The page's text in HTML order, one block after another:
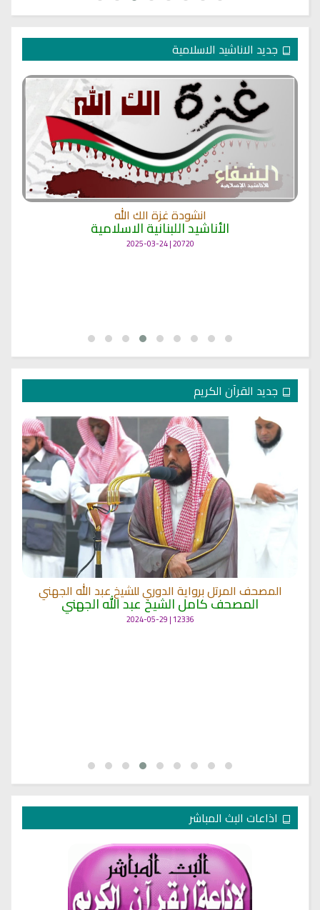
جديد الاناشيد الاسلامية
انشودة غزة الك الله
الأناشيد اللبنانية الاسلامية
20720 | 2025-03-24
جديد القرآن الكريم
المصحف المرتل برواية الدوري للشيخ عبد الله الجهني
المصحف كامل الشيخ عبد الله الجهني
12336 | 2024-05-29
اذاعات البث المباشر